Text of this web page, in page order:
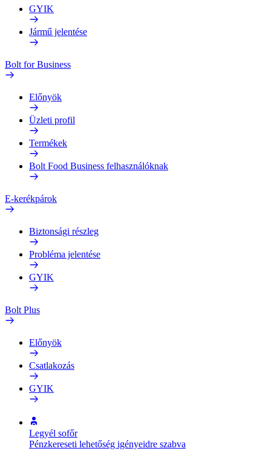
GYIK
Jármű jelentése
Bolt for Business
Előnyök
Üzleti profil
Termékek
Bolt Food Business felhasználóknak
E-kerékpárok
Biztonsági részleg
Probléma jelentése
GYIK
Bolt Plus
Előnyök
Csatlakozás
GYIK
Legyél sofőr
Pénzkereseti lehetőség igényeidre szabva